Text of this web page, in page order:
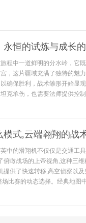
恒的试炼与成长
程中一道鲜明的分水岭，它
，这片疆域充满了独特的魅
确保胜利，战术雏形开始显
克承伤，也需要法师提供控
式,云端翱翔的战
中的滑翔机不仅仅是交通工
俯瞰战场的上帝视角,这种三
提供了快速转移,高空侦察以
比赛的动态选择。经典地图